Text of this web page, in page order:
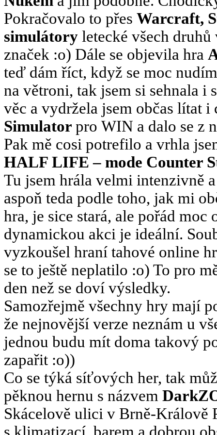
Pokračovalo to přes Warcraft,
simulátory letecké všech
značek :o) Dále se objevila hra
teď dám říct, když se moc
na větroni, tak jsem si sehnala i
věc a vydržela jsem občas lítat
Simulator pro WIN a dalo se z
Pak mě cosi potrefilo a vrhla
HALF LIFE – mode Counter
Tu jsem hrála velmi intenzivně
aspoň teda podle toho, jak mi
hra, je sice stará, ale pořád
dynamickou akci je ideální.
vyzkoušel hraní tahové online
se to ještě neplatilo :o) To pro
den než se doví výsledky.
Samozřejmě všechny hry mají
že nejnovější verze neznám u
jednou budu mít doma takový
zapařit :o))
Co se týká síťových her, tak
pěknou hernu s názvem
Skácelově ulici v Brně-Králově